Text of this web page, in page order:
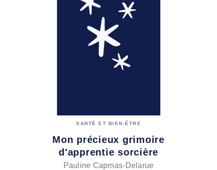
SANTÉ ET BIEN-ÊTRE
Mon précieux grimoire
d'apprentie sorcière
Pauline Capmas-Delarue